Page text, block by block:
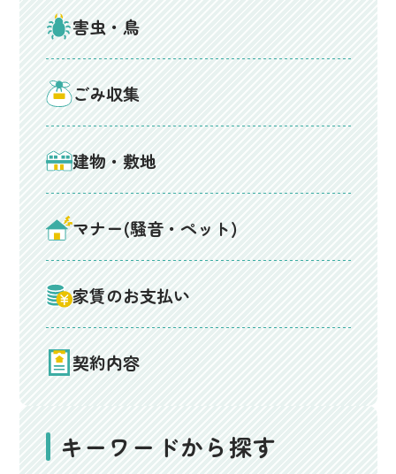
害虫・鳥
ごみ収集
建物・敷地
マナー(騒音・ペット)
家賃のお支払い
契約内容
キーワードから探す